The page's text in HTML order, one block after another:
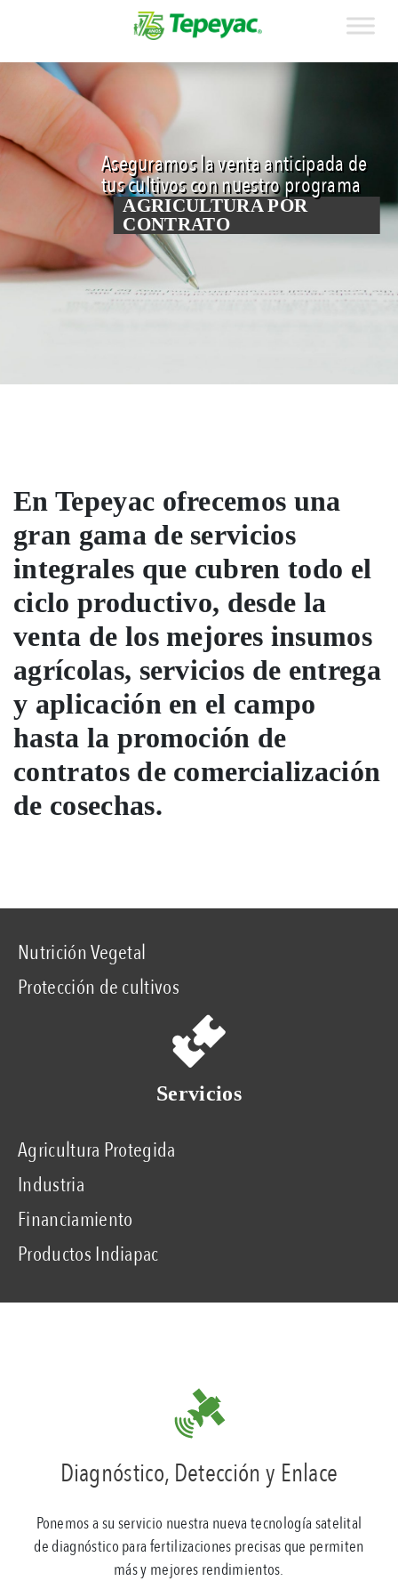
Aseguramos la venta anticipada de
tus cultivos con nuestro programa
AGRICULTURA POR
CONTRATO
En Tepeyac ofrecemos una
gran gama de servicios
integrales que cubren todo el
ciclo productivo, desde la
venta de los mejores insumos
agrícolas, servicios de entrega
y aplicación en el campo
hasta la promoción de
contratos de comercialización
de cosechas.
Nutrición Vegetal
Protección de cultivos
Servicios
Agricultura Protegida
Industria
Financiamiento
Productos Indiapac
Diagnóstico, Detección y Enlace
Ponemos a su servicio nuestra nueva tecnología satelital
de diagnóstico para fertilizaciones precisas que permiten
más y mejores rendimientos.